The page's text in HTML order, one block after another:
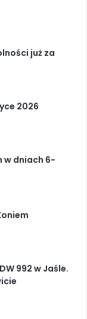
już za
2026
w dniach 6-
992 w Jaśle.